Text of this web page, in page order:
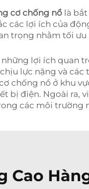
cơ chống nổ là
các lợi ích của
nhằm tối ưu
lợi ích quan
lực nặng và
chống nổ ở khu
bị điện. Ngoài ra,
các môi trường